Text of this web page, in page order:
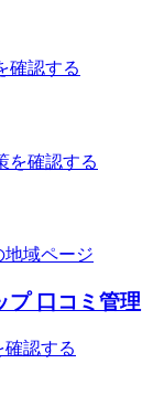
確認する
を確認する
地域ページ
口コミ管理
認する